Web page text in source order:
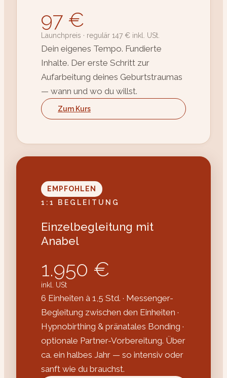
97 €
Launchpreis · regulär 147 € inkl. USt.
Dein eigenes Tempo. Fundierte
Inhalte. Der erste Schritt zur
Aufarbeitung deines Geburtstraumas
— wann und wo du willst.
Zum Kurs
EMPFOHLEN
1:1 BEGLEITUNG
Einzelbegleitung mit
Anabel
1.950 €
inkl. USt
6 Einheiten à 1,5 Std. · Messenger-
Begleitung zwischen den Einheiten ·
Hypnobirthing & pränatales Bonding ·
optionale Partner-Vorbereitung. Über
ca. ein halbes Jahr — so intensiv oder
sanft wie du brauchst.